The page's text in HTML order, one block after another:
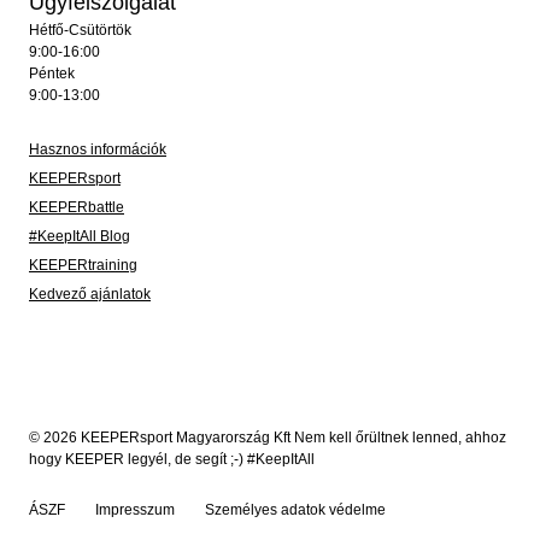
Hétfő-Csütörtök
9:00-16:00
Péntek
9:00-13:00
Hasznos információk
KEEPERsport
KEEPERbattle
#KeepItAll Blog
KEEPERtraining
Kedvező ajánlatok
© 2026 KEEPERsport Magyarország Kft Nem kell őrültnek lenned, ahhoz
hogy KEEPER legyél, de segít ;-) #KeepItAll
ÁSZF Impresszum Személyes adatok védelme